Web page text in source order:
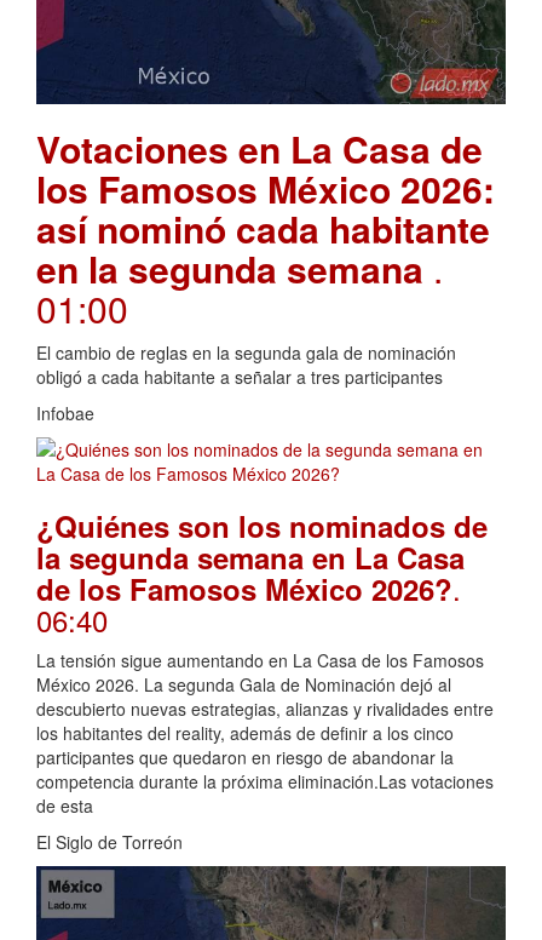
Votaciones en La Casa de
los Famosos México 2026:
así nominó cada habitante
en la segunda semana .
01:00
El cambio de reglas en la segunda gala de nominación
obligó a cada habitante a señalar a tres participantes
Infobae
¿Quiénes son los nominados de
la segunda semana en La Casa
de los Famosos México 2026?.
06:40
La tensión sigue aumentando en La Casa de los Famosos
México 2026. La segunda Gala de Nominación dejó al
descubierto nuevas estrategias, alianzas y rivalidades entre
los habitantes del reality, además de definir a los cinco
participantes que quedaron en riesgo de abandonar la
competencia durante la próxima eliminación.Las votaciones
de esta
El Siglo de Torreón